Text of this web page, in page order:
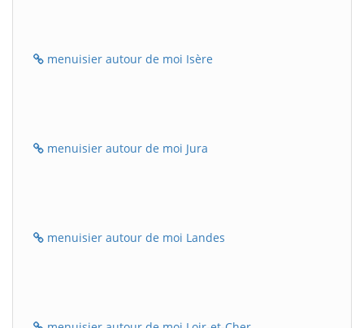
menuisier autour de moi Isère
menuisier autour de moi Jura
menuisier autour de moi Landes